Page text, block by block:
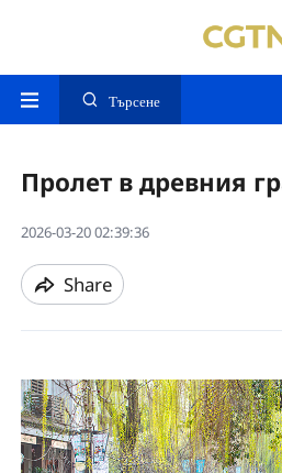
Търсене
Пролет в древния
2026-03-20 02:39:36
Share